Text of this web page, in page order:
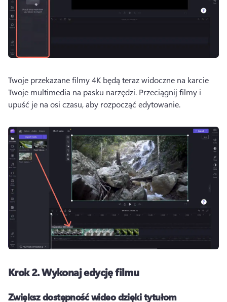
Twoje przekazane filmy 4K będą teraz widoczne na karcie
Twoje multimedia na pasku narzędzi. Przeciągnij filmy i
upuść je na osi czasu, aby rozpocząć edytowanie.
Krok 2.Wykonaj edycję filmu
Zwiększ dostępność wideo dzięki tytułom